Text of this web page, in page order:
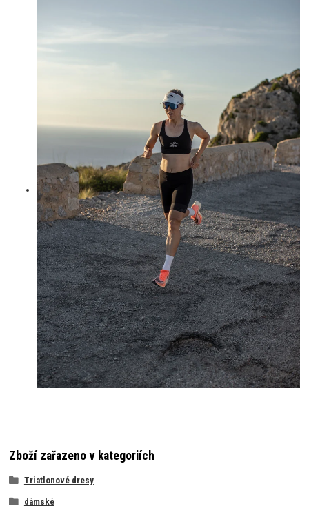
Zboží zařazeno v kategoriích
Triatlonové dresy
dámské